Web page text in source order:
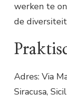
werken te
de
Adres: Via
Siracusa,